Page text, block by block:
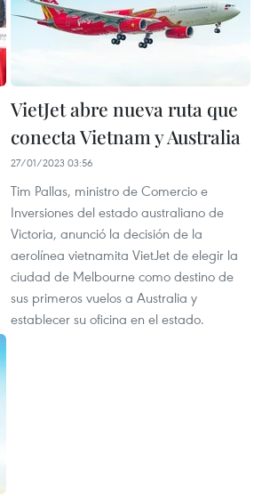
VietJet abre nueva ruta que
conecta Vietnam y Australia
27/01/2023 03:56
Tim Pallas, ministro de Comercio e
Inversiones del estado australiano de
Victoria, anunció la decisión de la
aerolínea vietnamita VietJet de elegir la
ciudad de Melbourne como destino de
sus primeros vuelos a Australia y
establecer su oficina en el estado.